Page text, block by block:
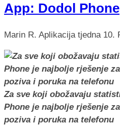
App: Dodol Phone
Marin R. Aplikacija tjedna 10.
Za sve koji obožavaju
Phone je najbolje rješenje
poziva i poruka na telefonu